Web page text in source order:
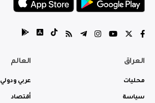
العراق
محليات
سياسة
العالم
عربي ودولي
أقتصاد